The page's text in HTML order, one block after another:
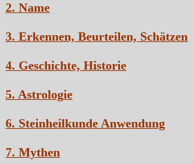
2. Name
3. Erkennen, Beurteilen, Schätzen
4. Geschichte, Historie
5. Astrologie
6. Steinheilkunde Anwendung
7. Mythen